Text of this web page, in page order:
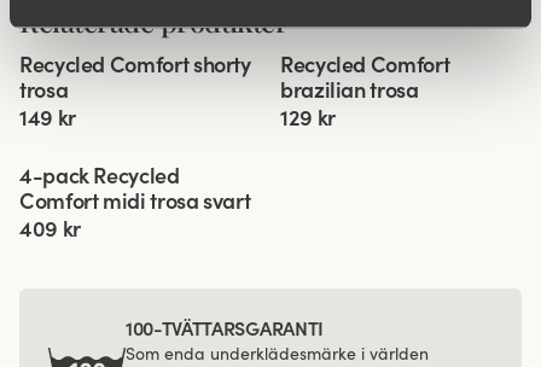
Relaterade produkter
Viewing image 1 of 3
4 för 3
Recycled Comfort shorty
trosa
149 kr
Viewing image 1 of 3
4 för 3
Recycled Comfort
brazilian trosa
129 kr
Viewing image 1 of 4
4-pack Recycled
Comfort midi trosa svart
409 kr
100-TVÄTTARSGARANTI
Som enda underklädesmärke i världen